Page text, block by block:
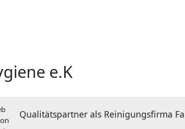
e.K
Qualitätspartner als Reinigungsfirma